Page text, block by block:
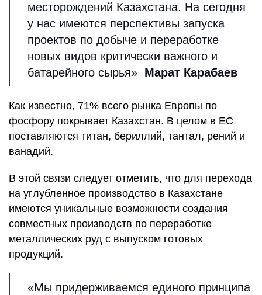
месторождений Казахстана. На сегодня
у нас имеются перспективы запуска
проектов по добыче и переработке
новых видов критически важного и
батарейного сырья» Марат Карабаев
Как известно, 71% всего рынка Европы по
фосфору покрывает Казахстан. В целом в ЕС
поставляются титан, бериллий, тантал, рений и
ванадий.
В этой связи следует отметить, что для перехода
на углубленное производство в Казахстане
имеются уникальные возможности создания
совместных производств по переработке
металлических руд с выпуском готовых
продукций.
«Мы придерживаемся единого принципа